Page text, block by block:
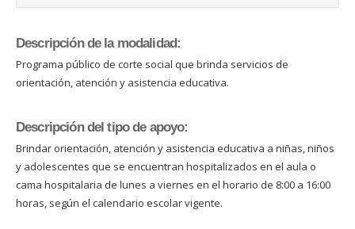
Descripción de la modalidad:
Programa público de corte social que brinda servicios de
orientación, atención y asistencia educativa.
Descripción del tipo de apoyo:
Brindar orientación, atención y asistencia educativa a niñas, niños
y adolescentes que se encuentran hospitalizados en el aula o
cama hospitalaria de lunes a viernes en el horario de 8:00 a 16:00
horas, según el calendario escolar vigente.